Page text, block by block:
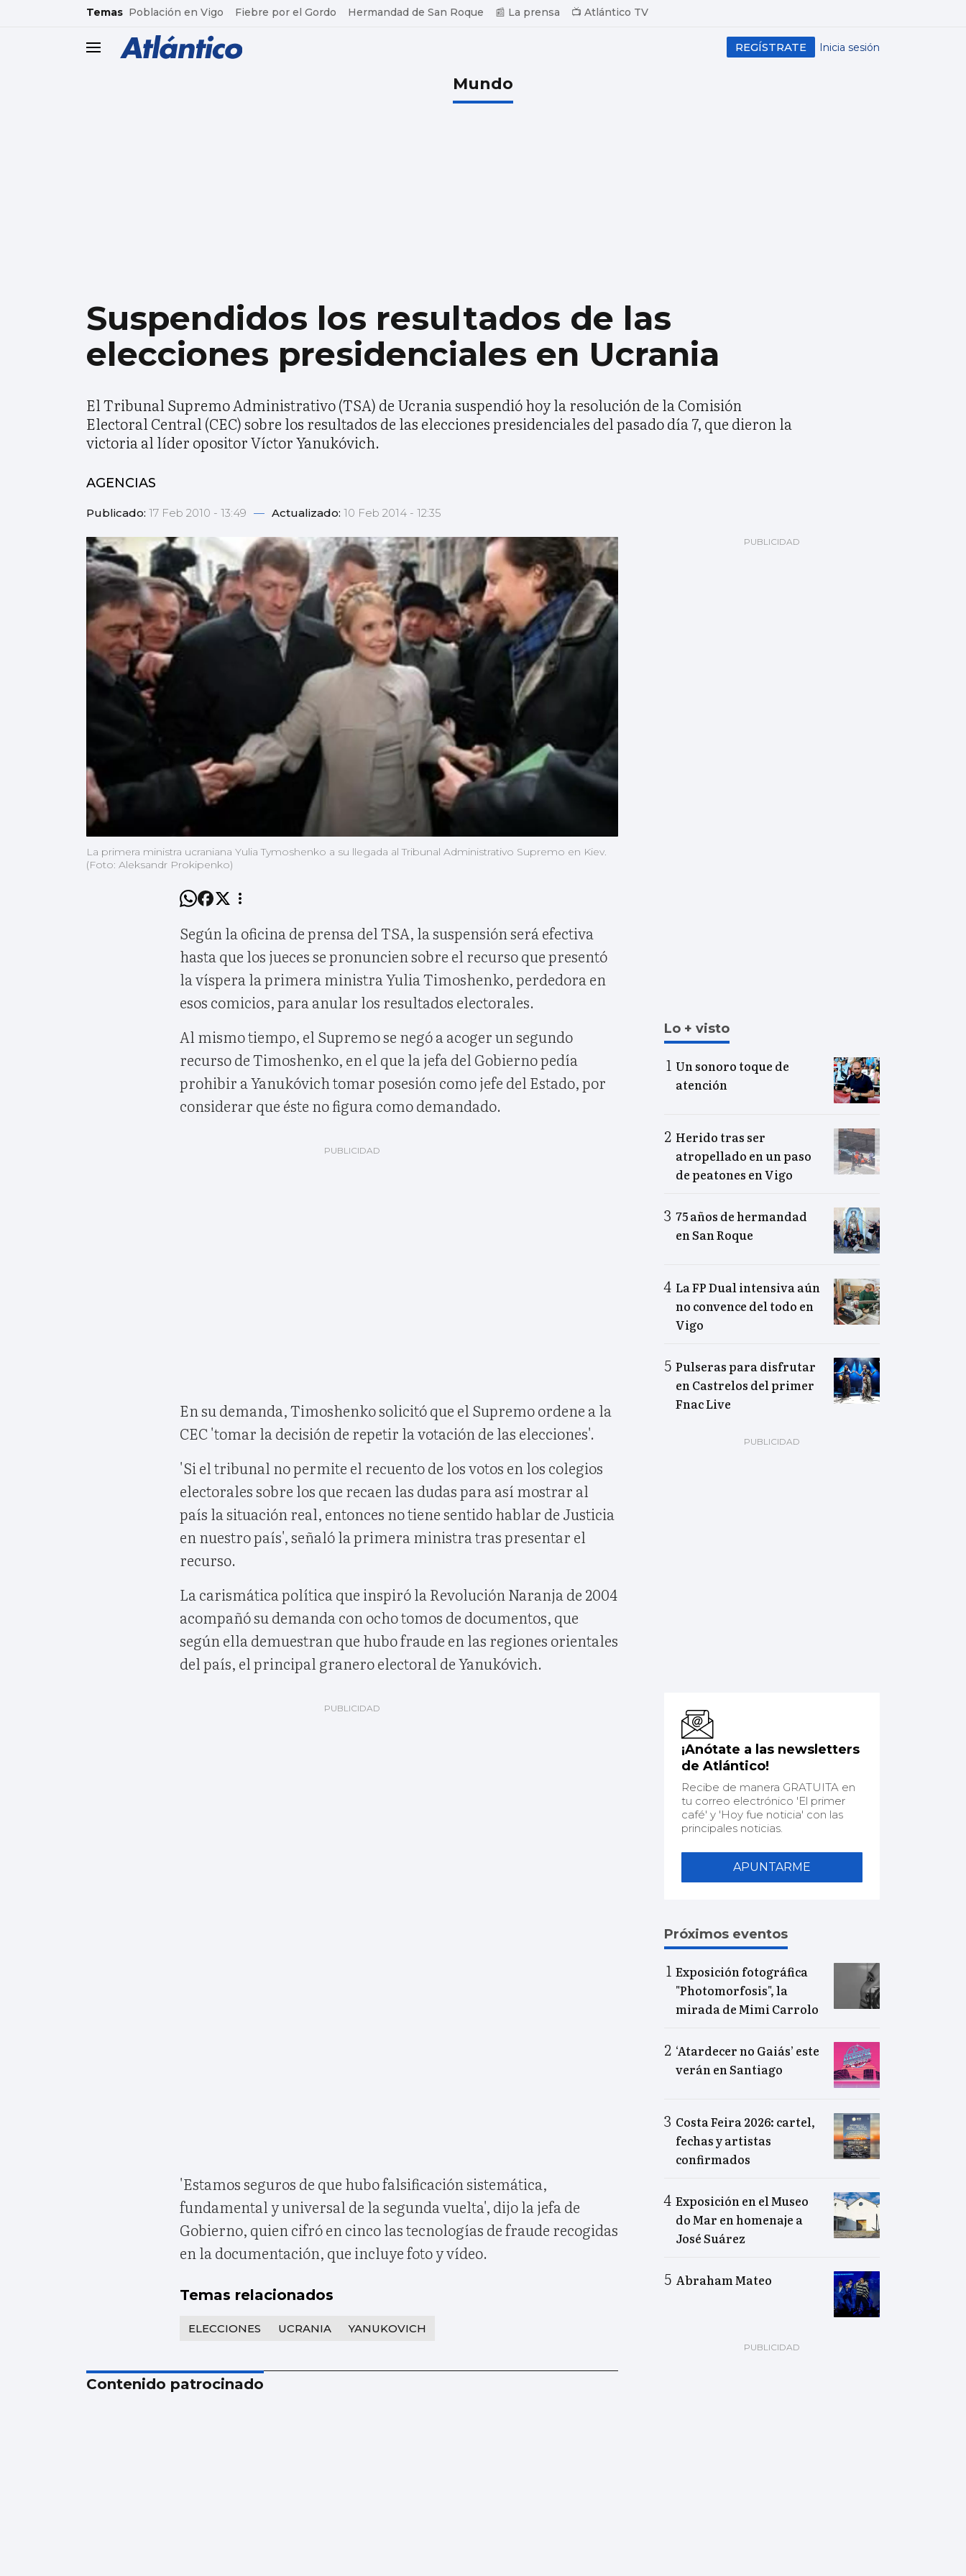
common.go-to-content
Temas Población en Vigo Fiebre por el Gordo Hermandad de San Roque 📰 La prensa 📺 Atlántico TV
header.menu.open Inicia sesión
REGÍSTRATE
Mundo
Suspendidos los resultados de las
elecciones presidenciales en Ucrania
El Tribunal Supremo Administrativo (TSA) de Ucrania suspendió hoy la resolución de la Comisión
Electoral Central (CEC) sobre los resultados de las elecciones presidenciales del pasado día 7, que dieron la
victoria al líder opositor Víctor Yanukóvich.
AGENCIAS
Publicado: 17 Feb 2010 - 13:49 — Actualizado: 10 Feb 2014 - 12:35
La primera ministra ucraniana Yulia Tymoshenko a su llegada al Tribunal Administrativo Supremo en Kiev.
(Foto: Aleksandr Prokipenko)
Según la oficina de prensa del TSA, la suspensión será efectiva
hasta que los jueces se pronuncien sobre el recurso que presentó
la víspera la primera ministra Yulia Timoshenko, perdedora en
esos comicios, para anular los resultados electorales.
Al mismo tiempo, el Supremo se negó a acoger un segundo
recurso de Timoshenko, en el que la jefa del Gobierno pedía
prohibir a Yanukóvich tomar posesión como jefe del Estado, por
considerar que éste no figura como demandado.
En su demanda, Timoshenko solicitó que el Supremo ordene a la
CEC 'tomar la decisión de repetir la votación de las elecciones'.
'Si el tribunal no permite el recuento de los votos en los colegios
electorales sobre los que recaen las dudas para así mostrar al
país la situación real, entonces no tiene sentido hablar de Justicia
en nuestro país', señaló la primera ministra tras presentar el
recurso.
La carismática política que inspiró la Revolución Naranja de 2004
acompañó su demanda con ocho tomos de documentos, que
según ella demuestran que hubo fraude en las regiones orientales
del país, el principal granero electoral de Yanukóvich.
'Estamos seguros de que hubo falsificación sistemática,
fundamental y universal de la segunda vuelta', dijo la jefa de
Gobierno, quien cifró en cinco las tecnologías de fraude recogidas
en la documentación, que incluye foto y vídeo.
Temas relacionados
ELECCIONES UCRANIA YANUKOVICH
Contenido patrocinado
Lo + visto
Un sonoro toque de
atención
Herido tras ser
atropellado en un paso
de peatones en Vigo
75 años de hermandad
en San Roque
La FP Dual intensiva aún
no convence del todo en
Vigo
Pulseras para disfrutar
en Castrelos del primer
Fnac Live
¡Anótate a las newsletters
de Atlántico!
Recibe de manera GRATUITA en
tu correo electrónico 'El primer
café' y 'Hoy fue noticia' con las
principales noticias.
APUNTARME
Próximos eventos
Exposición fotográfica
"Photomorfosis", la
mirada de Mimi Carrolo
‘Atardecer no Gaiás’ este
verán en Santiago
Costa Feira 2026: cartel,
fechas y artistas
confirmados
Exposición en el Museo
do Mar en homenaje a
José Suárez
Abraham Mateo